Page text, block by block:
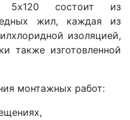
5x120 состоит из
жил, каждая из
изоляцией,
также изготовленной
монтажных работ: